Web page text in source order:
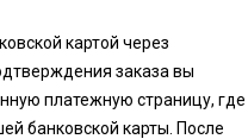
картой через
заказа вы
платежную страницу, где
банковской карты. После